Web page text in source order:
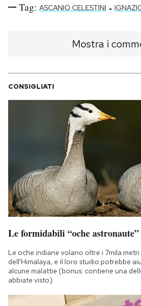
Tag: ASCANIO CELESTINI -
Mostra i
CONSIGLIATI
Le formidabili “oche astronaute”
Le oche indiane volano oltre i 7mila
dell'Himalaya, e il loro studio potrebbe
alcune malattie (bonus: contiene una
abbiate visto)